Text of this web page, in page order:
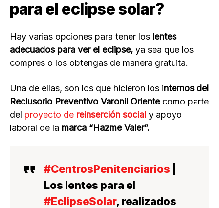
para el eclipse solar?
Hay varias opciones para tener los lentes
adecuados para ver el eclipse, ya sea que los
compres o los obtengas de manera gratuita.
Una de ellas, son los que hicieron los internos del
Reclusorio Preventivo Varonil Orientecomo parte
del proyecto de reinserción social y apoyo
laboral de la marca “Hazme Valer”.
#CentrosPenitenciarios
Los lentes para el
#EclipseSolar, realizados